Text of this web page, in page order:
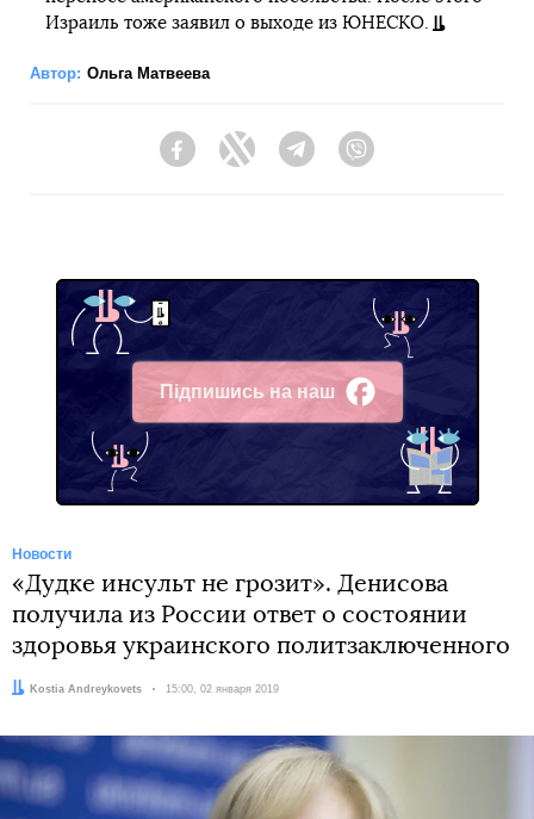
Израиль тоже заявил о выходе из ЮНЕСКО.
Автор: Ольга Матвеева
FacebookTwitter Telegram
Підпишись на наш
Facebook
Новости
«Дудке инсульт не грозит». Денисова
получила из России ответ о состоянии
здоровья украинского политзаключенного
Автор:Kostia Andreykovets Дата:
15:00, 02 января 2019